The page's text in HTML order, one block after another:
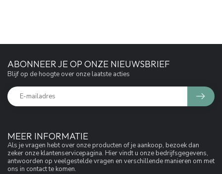
MEER INFORMATIE
Als je vragen hebt over onze producten of je aankoop, bezoek dan
zeker onze klantenservicepagina. Hier vindt u onze bedrijfsgegevens,
antwoorden op veelgestelde vragen en verschillende manieren om met
ons in contact te komen.
ABONNEER JE OP ONZE NIEUWSBRIEF
Blijf op de hoogte over onze laatste acties